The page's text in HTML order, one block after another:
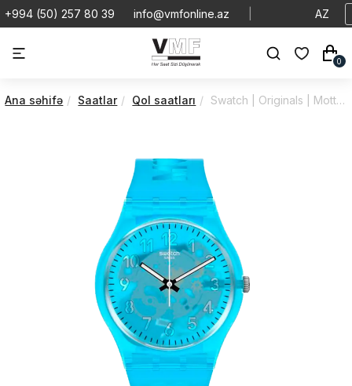
+994 (50) 257 80 39 info@vmfonline.az AZ
0
Ana səhifə Saatlar Qol saatları Swatch | Originals | Motther's Day | GZ353